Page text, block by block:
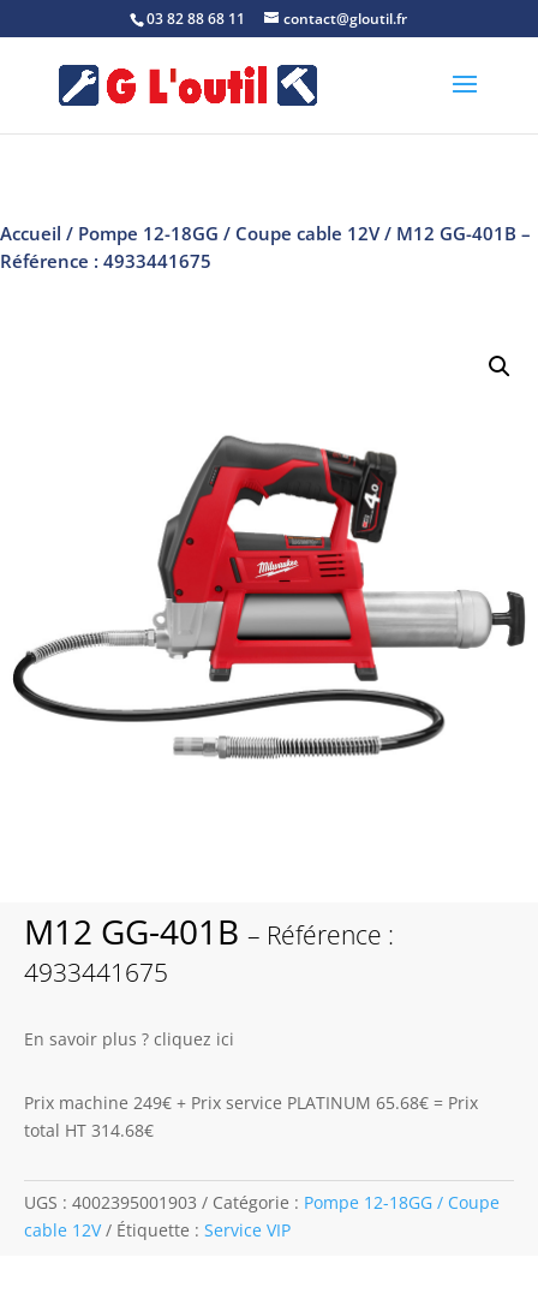
03 82 88 68 11 contact@gloutil.fr
Accueil / Pompe 12-18GG / Coupe cable 12V/ M12 GG-401B –
Référence : 4933441675
M12 GG-401B – Référence :
4933441675
En savoir plus ? cliquez ici
Prix machine 249€ + Prix service PLATINUM 65.68€ = Prix
total HT 314.68€
UGS : 4002395001903 Catégorie : Pompe 12-18GG / Coupe
cable 12V
Étiquette : Service VIP